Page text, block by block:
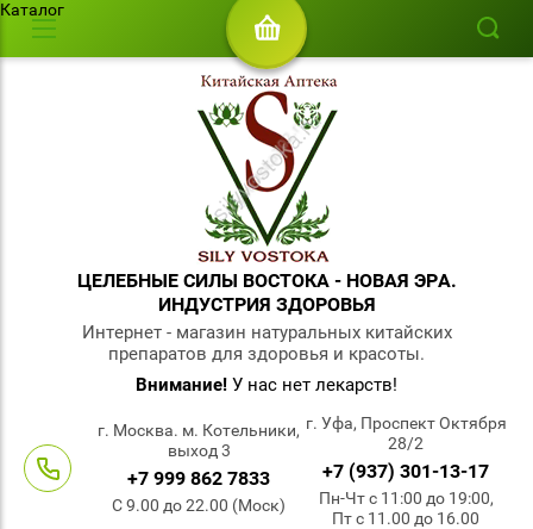
Каталог
ЦЕЛЕБНЫЕ СИЛЫ ВОСТОКА - НОВАЯ ЭРА.
ИНДУСТРИЯ ЗДОРОВЬЯ
Интернет - магазин натуральных китайских
препаратов для здоровья и красоты.
Внимание! У нас нет лекарств!
г. Москва. м. Котельники,
выход 3
+7 999 862 7833
С 9.00 до 22.00 (Моск)
г. Уфа, Проспект Октября
28/2
+7 (937) 301-13-17
Пн-Чт с 11:00 до 19:00,
Пт с 11.00 до 16.00